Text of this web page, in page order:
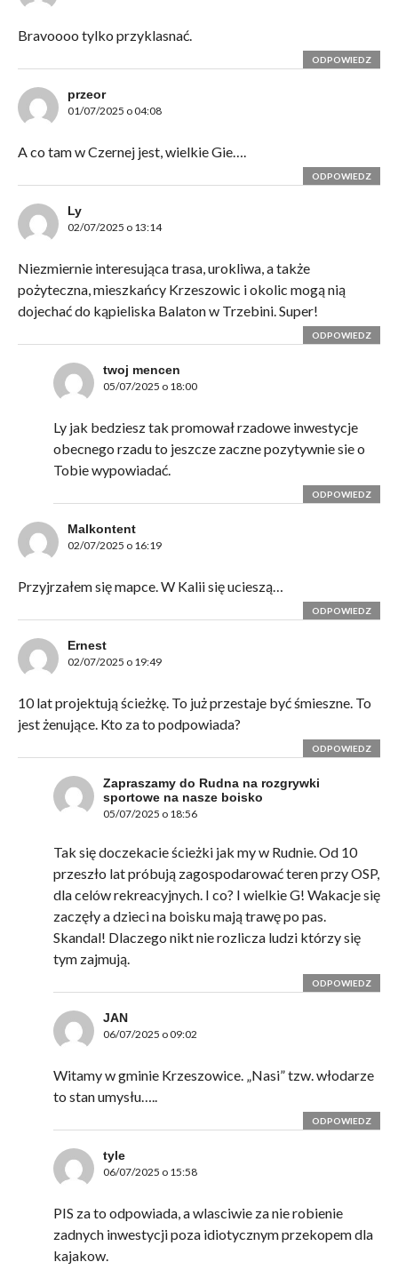
Bravoooo tylko przyklasnać.
ODPOWIEDZ
przeor
01/07/2025 o 04:08
A co tam w Czernej jest, wielkie Gie….
ODPOWIEDZ
Ly
02/07/2025 o 13:14
Niezmiernie interesująca trasa, urokliwa, a także
pożyteczna, mieszkańcy Krzeszowic i okolic mogą nią
dojechać do kąpieliska Balaton w Trzebini. Super!
ODPOWIEDZ
twoj mencen
05/07/2025 o 18:00
Ly jak bedziesz tak promował rzadowe inwestycje
obecnego rzadu to jeszcze zaczne pozytywnie sie o
Tobie wypowiadać.
ODPOWIEDZ
Malkontent
02/07/2025 o 16:19
Przyjrzałem się mapce. W Kalii się ucieszą…
ODPOWIEDZ
Ernest
02/07/2025 o 19:49
10 lat projektują ścieżkę. To już przestaje być śmieszne. To
jest żenujące. Kto za to podpowiada?
ODPOWIEDZ
Zapraszamy do Rudna na rozgrywki
sportowe na nasze boisko
05/07/2025 o 18:56
Tak się doczekacie ścieżki jak my w Rudnie. Od 10
przeszło lat próbują zagospodarować teren przy OSP,
dla celów rekreacyjnych. I co? I wielkie G! Wakacje się
zaczęły a dzieci na boisku mają trawę po pas.
Skandal! Dlaczego nikt nie rozlicza ludzi którzy się
tym zajmują.
ODPOWIEDZ
JAN
06/07/2025 o 09:02
Witamy w gminie Krzeszowice. „Nasi” tzw. włodarze
to stan umysłu…..
ODPOWIEDZ
tyle
06/07/2025 o 15:58
PIS za to odpowiada, a wlasciwie za nie robienie
zadnych inwestycji poza idiotycznym przekopem dla
kajakow.